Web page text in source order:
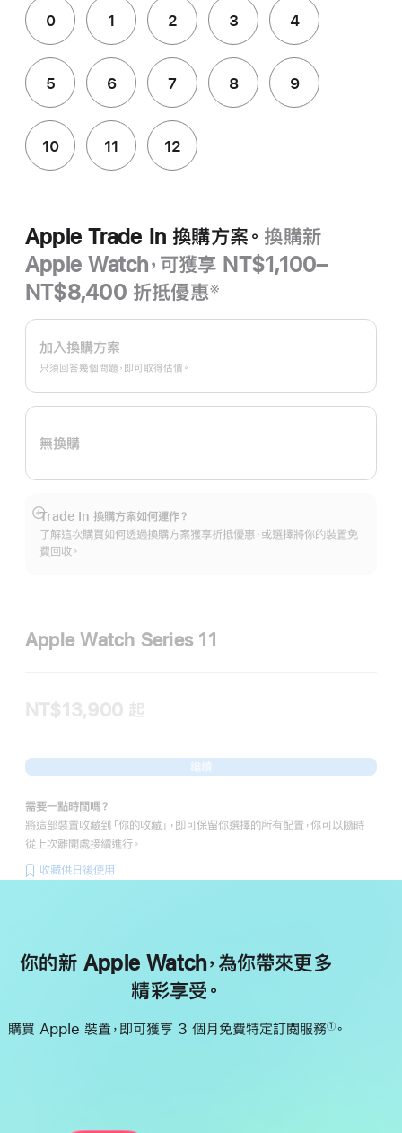
0 1 2 3 4
5 6 7 8 9
10 11 12
Apple Trade In 換購方案。 換購新
Apple Watch，可獲享 NT$1,100–
NT$8,400 折抵優惠
腳
※
Apple Trade In
方
案。
加入換購方案
只須回答幾個問題，即可取得估價。
無換購
Trade In 換購方案如何運作？
了解這次購買如何透過換購方案獲享折抵優惠，或選擇將你的裝置免
費回收。
顯
示
更
Apple Watch Series 11
NT$13,900 起
繼續
需要一點時間嗎？
將這部裝置收藏到「你的收藏」，即可保留你選擇的所有配置，你可以隨時
從上次離開處接續進行。
收藏供日後使用
你的新 Apple Watch，為你帶來更多
精彩享受。
購買 Apple 裝置，即可獲享 3 個月免費特定訂閱服務① 。